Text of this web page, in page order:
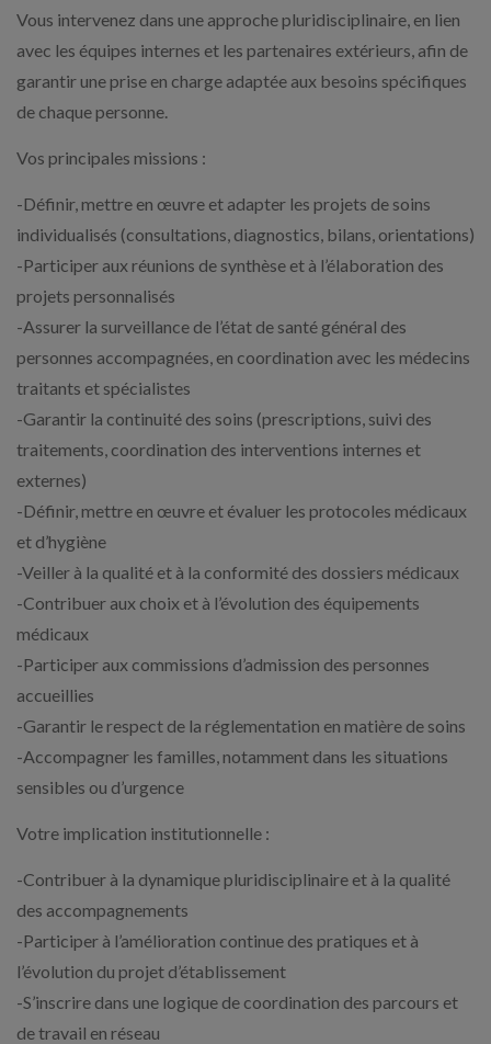
Vous intervenez dans une approche pluridisciplinaire, en lien
avec les équipes internes et les partenaires extérieurs, afin de
garantir une prise en charge adaptée aux besoins spécifiques
de chaque personne.
Vos principales missions :
-Définir, mettre en œuvre et adapter les projets de soins
individualisés (consultations, diagnostics, bilans, orientations)
-Participer aux réunions de synthèse et à l’élaboration des
projets personnalisés
-Assurer la surveillance de l’état de santé général des
personnes accompagnées, en coordination avec les médecins
traitants et spécialistes
-Garantir la continuité des soins (prescriptions, suivi des
traitements, coordination des interventions internes et
externes)
-Définir, mettre en œuvre et évaluer les protocoles médicaux
et d’hygiène
-Veiller à la qualité et à la conformité des dossiers médicaux
-Contribuer aux choix et à l’évolution des équipements
médicaux
-Participer aux commissions d’admission des personnes
accueillies
-Garantir le respect de la réglementation en matière de soins
-Accompagner les familles, notamment dans les situations
sensibles ou d’urgence
Votre implication institutionnelle :
-Contribuer à la dynamique pluridisciplinaire et à la qualité
des accompagnements
-Participer à l’amélioration continue des pratiques et à
l’évolution du projet d’établissement
-S’inscrire dans une logique de coordination des parcours et
de travail en réseau